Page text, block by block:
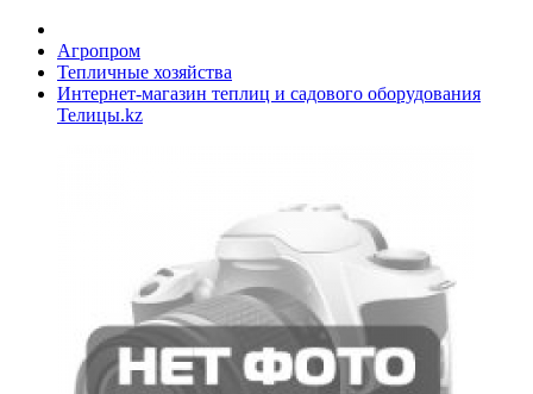
Агропром
Тепличные хозяйства
Интернет-магазин теплиц и садового оборудования
Телицы.kz